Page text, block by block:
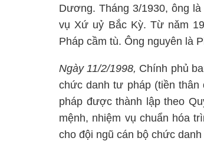
Dương. Tháng 3/1930, ông
vụ Xứ uỷ Bắc Kỳ. Từ nǎm
Pháp cầm tù. Ông nguyên là
Ngày 11/2/1998, Chính phủ
chức danh tư pháp (tiền
pháp được thành lập theo
mệnh, nhiệm vụ chuẩn hóa
cho đội ngũ cán bộ chức